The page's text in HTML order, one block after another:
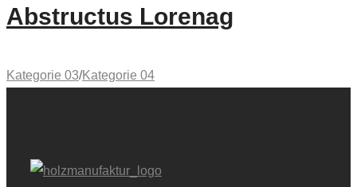
Abstructus Lorenag
Kategorie 03/Kategorie 04